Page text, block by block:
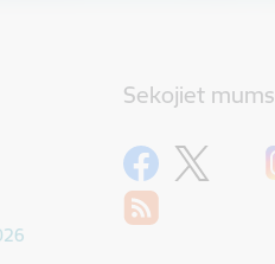
Sekojiet mums